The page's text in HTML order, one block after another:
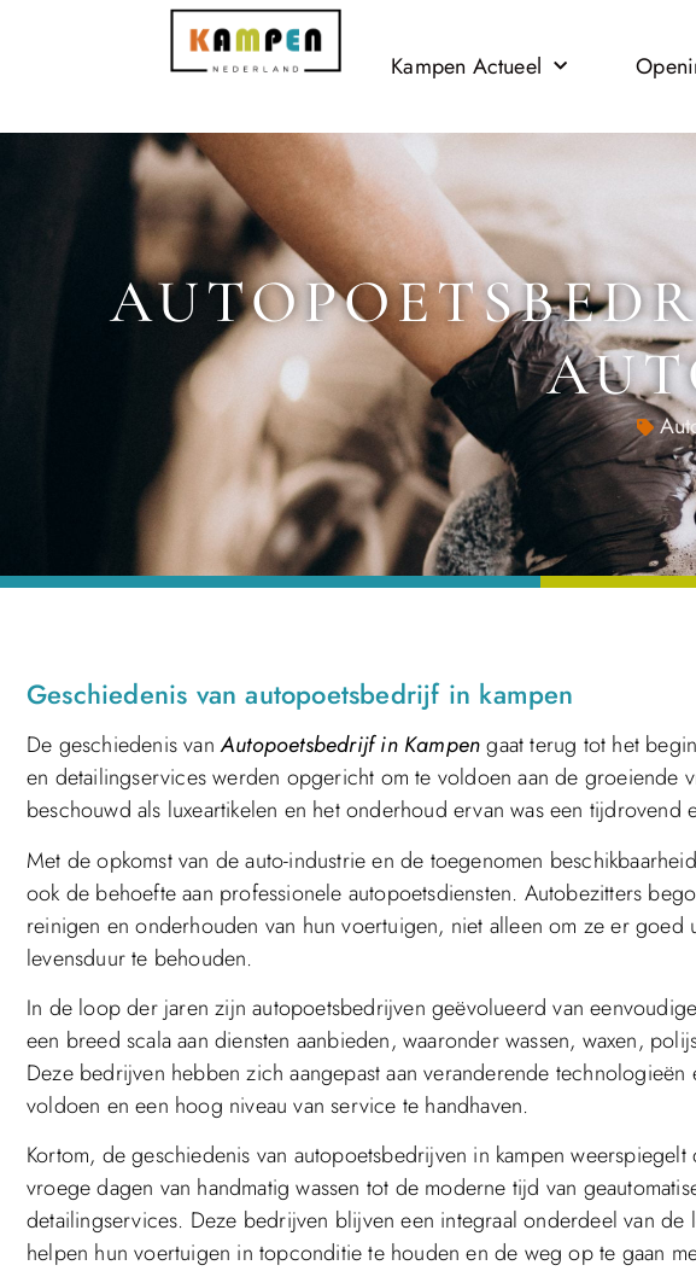
Kampen Actueel
Geschiedenis van autopoetsbedrijf in kampen
De geschiedenis vanAutopoetsbedrijf in Kampengaat terug tot het
en detailingservices werden opgericht om te voldoen aan de groeiende
beschouwd als luxeartikelen en het onderhoud ervan was een tijdrovend
Met de opkomst van de auto-industrie en de toegenomen
ook de behoefte aan professionele autopoetsdiensten. Autobezitters
reinigen en onderhouden van hun voertuigen, niet alleen om ze er goed
levensduur te behouden.
In de loop der jaren zijn autopoetsbedrijven geëvolueerd van
een breed scala aan diensten aanbieden, waaronder wassen, waxen,
Deze bedrijven hebben zich aangepast aan veranderende
voldoen en een hoog niveau van service te handhaven.
Kortom, de geschiedenis van autopoetsbedrijven in kampen
vroege dagen van handmatig wassen tot de moderne tijd van
detailingservices. Deze bedrijven blijven een integraal onderdeel van de
helpen hun voertuigen in topconditie te houden en de weg op te gaan